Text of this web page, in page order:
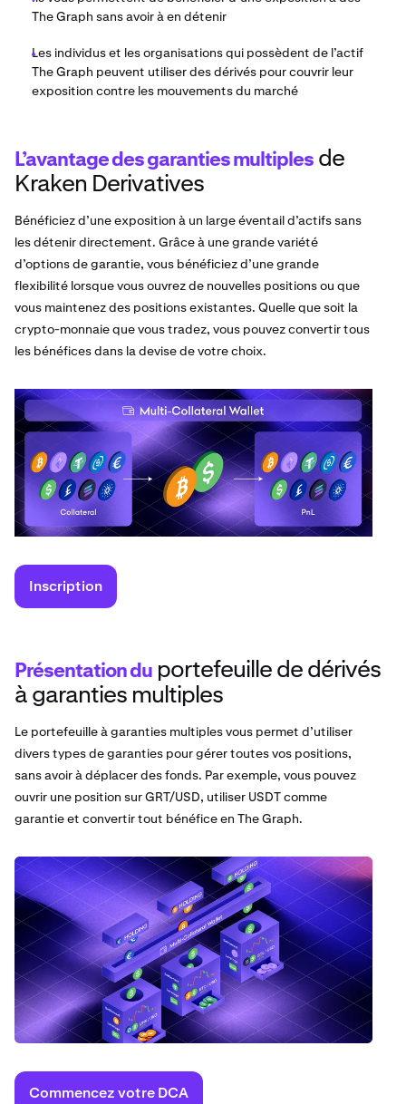
The Graph sans avoir à en détenir
Les individus et les organisations qui possèdent de l’actif
The Graph peuvent utiliser des dérivés pour couvrir leur
exposition contre les mouvements du marché
L’avantage des garanties multiples de
Kraken Derivatives
Bénéficiez d’une exposition à un large éventail d’actifs sans
les détenir directement. Grâce à une grande variété
d’options de garantie, vous bénéficiez d’une grande
flexibilité lorsque vous ouvrez de nouvelles positions ou que
vous maintenez des positions existantes. Quelle que soit la
crypto-monnaie que vous tradez, vous pouvez convertir tous
les bénéfices dans la devise de votre choix.
Inscription
Présentation du portefeuille de dérivés
à garanties multiples
Le portefeuille à garanties multiples vous permet d’utiliser
divers types de garanties pour gérer toutes vos positions,
sans avoir à déplacer des fonds. Par exemple, vous pouvez
ouvrir une position sur GRT/USD, utiliser USDT comme
garantie et convertir tout bénéfice en The Graph.
Commencez votre DCA